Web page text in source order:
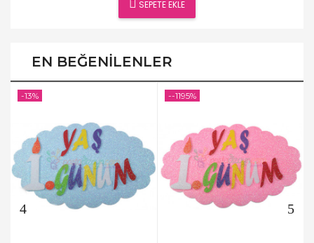
SEPETE EKLE
EN BEĞENILENLER
-13% --1195%